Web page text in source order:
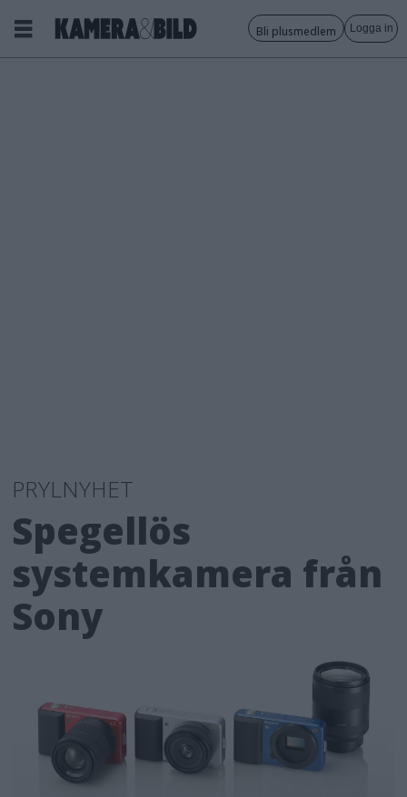
Bli plusmedlem Logga in
PRYLNYHET
Spegellös
systemkamera från
Sony